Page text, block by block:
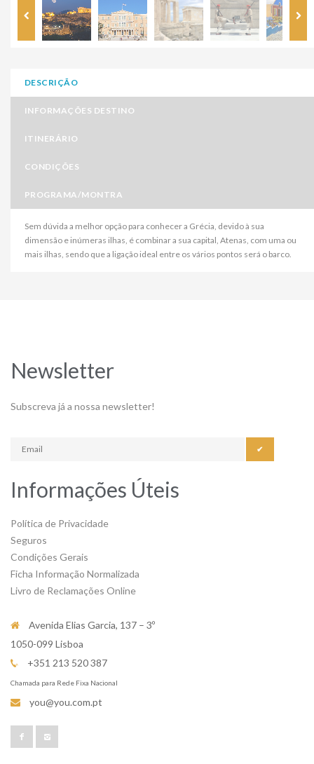
DESCRIÇÃO
INFORMAÇÕES DESTINO
ITINERÁRIO
CONDIÇÕES
PROGRAMA/MONTRA
Sem dúvida a melhor opção para conhecer a Grécia, devido à sua
dimensão e inúmeras ilhas, é combinar a sua capital, Atenas, com uma ou
mais ilhas, sendo que a ligação ideal entre os vários pontos será o barco.
Newsletter
Subscreva já a nossa newsletter!
✔
Informações Úteis
Política de Privacidade
Seguros
Condições Gerais
Ficha Informação Normalizada
Livro de Reclamações Online
Avenida Elias Garcia, 137 – 3º
1050-099 Lisboa
+351 213 520 387
Chamada para Rede Fixa Nacional
you@you.com.pt